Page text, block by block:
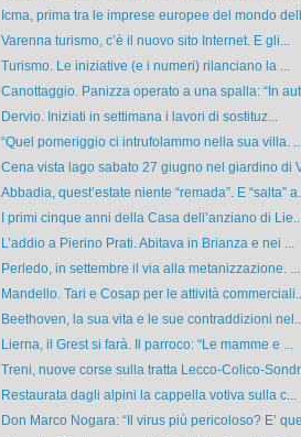
Icma, prima tra le imprese europee del mondo
Varenna turismo, c’è il nuovo sito Internet. E gli...
Turismo. Le iniziative (e i numeri) rilanciano la ...
Canottaggio. Panizza operato a una spalla: “In
Dervio. Iniziati in settimana i lavori di sostituz...
“Quel pomeriggio ci intrufolammo nella sua villa.
Cena vista lago sabato 27 giugno nel giardino di
Abbadia, quest’estate niente “remada”. E “salta”
I primi cinque anni della Casa dell’anziano di
L’addio a Pierino Prati. Abitava in Brianza e nei ...
Perledo, in settembre il via alla metanizzazione. ...
Mandello. Tari e Cosap per le attività
Beethoven, la sua vita e le sue contraddizioni
Lierna, il Grest si farà. Il parroco: “Le mamme e ...
Treni, nuove corse sulla tratta Lecco-Colico-
Restaurata dagli alpini la cappella votiva sulla c...
Don Marco Nogara: “Il virus più pericoloso? E’